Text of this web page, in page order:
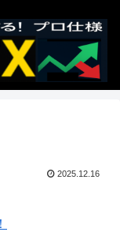
2025.12.16